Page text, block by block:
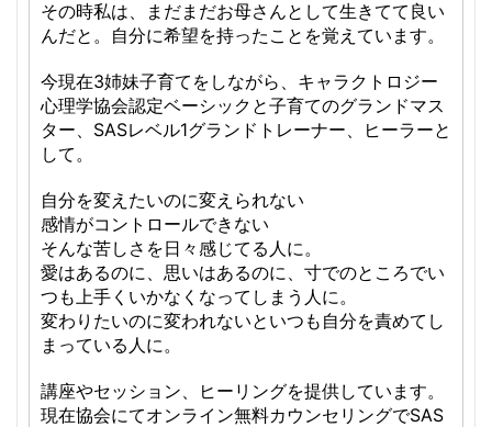
その時私は、まだまだお母さんとして生きてて良い
んだと。自分に希望を持ったことを覚えています。
今現在3姉妹子育てをしながら、キャラクトロジー
心理学協会認定ベーシックと子育てのグランドマス
ター、SASレベル1グランドトレーナー、ヒーラーと
して。
自分を変えたいのに変えられない
感情がコントロールできない
そんな苦しさを日々感じてる人に。
愛はあるのに、思いはあるのに、寸でのところでい
つも上手くいかなくなってしまう人に。
変わりたいのに変われないといつも自分を責めてし
まっている人に。
講座やセッション、ヒーリングを提供しています。
現在協会にてオンライン無料カウンセリングでSAS